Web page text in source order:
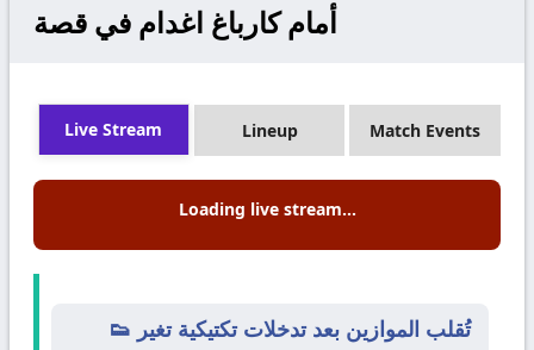
أمام كارباغ اغدام في قصة
Live Stream Lineup Match Events
Loading live stream...
👟 تُقلب الموازين بعد تدخلات تكتيكية تغير